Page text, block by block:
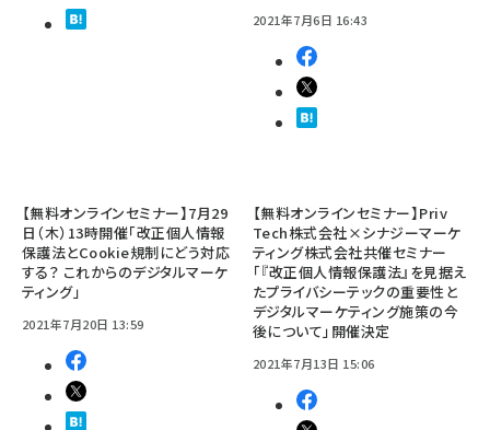
2021年7月6日 16:43
【無料オンラインセミナー】7月29
日（木）13時開催「改正個人情報
保護法とCookie規制にどう対応
する？ これからのデジタルマーケ
ティング」
2021年7月20日 13:59
【無料オンラインセミナー】Priv
Tech株式会社×シナジーマーケ
ティング株式会社共催セミナー
「『改正個人情報保護法』を見据え
たプライバシーテックの重要性と
デジタルマーケティング施策の今
後について」開催決定
2021年7月13日 15:06